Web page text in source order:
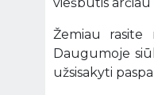
viešbutis
Žemiau rasite
Daugumoje
užsisakyti